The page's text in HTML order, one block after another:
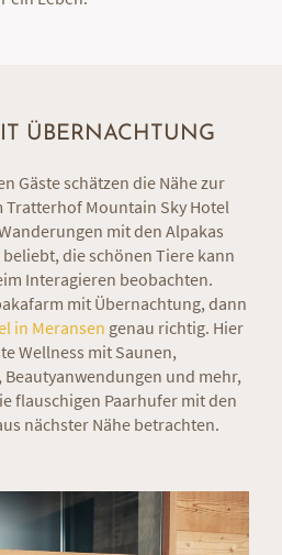
ÜBERNACHTUNG
Gäste schätzen die Nähe zur
Tratterhof Mountain Sky Hotel
mit den Alpakas
die schönen Tiere kann
Interagieren beobachten.
mit Übernachtung, dann
in Meransen genau richtig. Hier
Wellness mit Saunen,
und mehr,
flauschigen Paarhufer mit den
nächster Nähe betrachten.